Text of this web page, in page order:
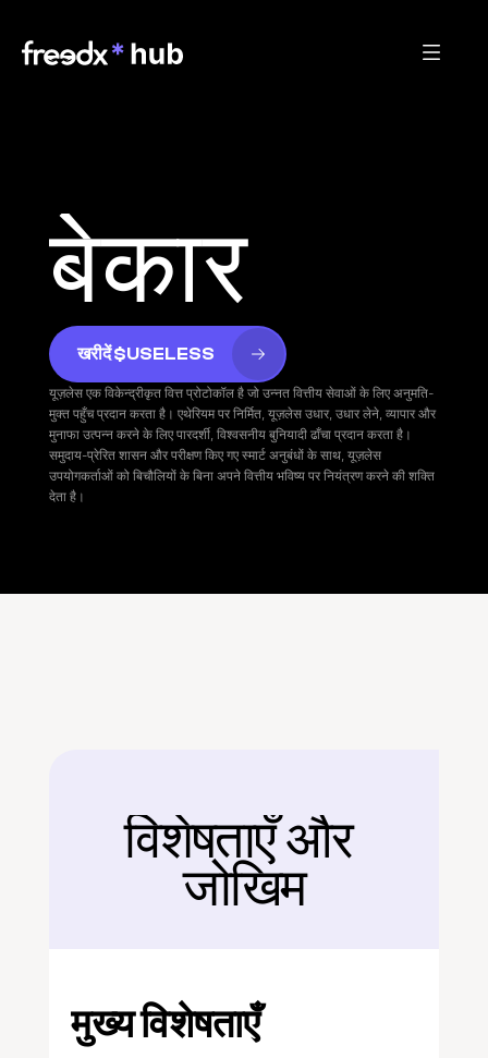
बेकार
खरीदें $USELESS
यूज़लेस एक विकेन्द्रीकृत वित्त प्रोटोकॉल है जो उन्नत वित्तीय सेवाओं के लिए अनुमति-
मुक्त पहुँच प्रदान करता है। एथेरियम पर निर्मित, यूज़लेस उधार, उधार लेने, व्यापार और
मुनाफा उत्पन्न करने के लिए पारदर्शी, विश्वसनीय बुनियादी ढाँचा प्रदान करता है।
समुदाय-प्रेरित शासन और परीक्षण किए गए स्मार्ट अनुबंधों के साथ, यूज़लेस
उपयोगकर्ताओं को बिचौलियों के बिना अपने वित्तीय भविष्य पर नियंत्रण करने की शक्ति
देता है।
बैक
विशेषताएँ और
जोखिम
मुख्य विशेषताएँ